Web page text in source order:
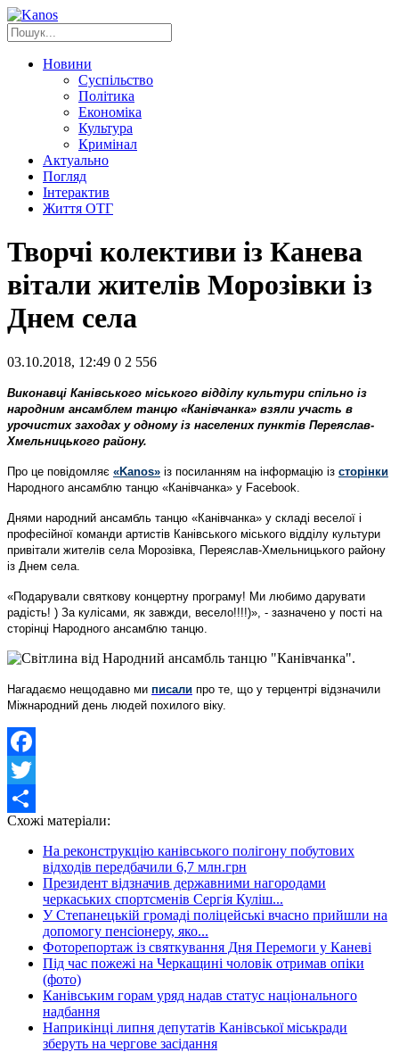
Новини
Суспільство
Політика
Економіка
Культура
Кримінал
Актуально
Погляд
Інтерактив
Життя ОТГ
Творчі колективи із Канева
вітали жителів Морозівки із
Днем села
03.10.2018, 12:49 0 2 556
Виконавці Канівського міського відділу культури спільно із
народним ансамблем танцю «Канівчанка» взяли участь в
урочистих заходах у одному із населених пунктів Переяслав-
Хмельницького району.
Про це повідомляє «Kanos» із посиланням на інформацію із сторінки
Народного ансамблю танцю «Канівчанка» у Facebook.
Днями народний ансамбль танцю «Канівчанка» у складі веселої і
професійної команди артистів Канівського міського відділу культури
привітали жителів села Морозівка, Переяслав-Хмельницького району
із Днем села.
«Подарували святкову концертну програму! Ми любимо дарувати
радість! ) За кулісами, як завжди, весело!!!!)», - зазначено у пості на
сторінці Народного ансамблю танцю.
Нагадаємо нещодавно ми писали про те, що у терцентрі відзначили
Міжнародний день людей похилого віку.
Facebook
Twitter
Share
Схожі матеріали:
На реконструкцію канівського полігону побутових
відходів передбачили 6,7 млн.грн
Президент відзначив державними нагородами
черкаських спортсменів Сергія Куліш...
У Степанецькій громаді поліцейські вчасно прийшли на
допомогу пенсіонеру, яко...
Фоторепортаж із святкування Дня Перемоги у Каневі
Під час пожежі на Черкащині чоловік отримав опіки
(фото)
Канівським горам уряд надав статус національного
надбання
Наприкінці липня депутатів Канівської міськради
зберуть на чергове засідання